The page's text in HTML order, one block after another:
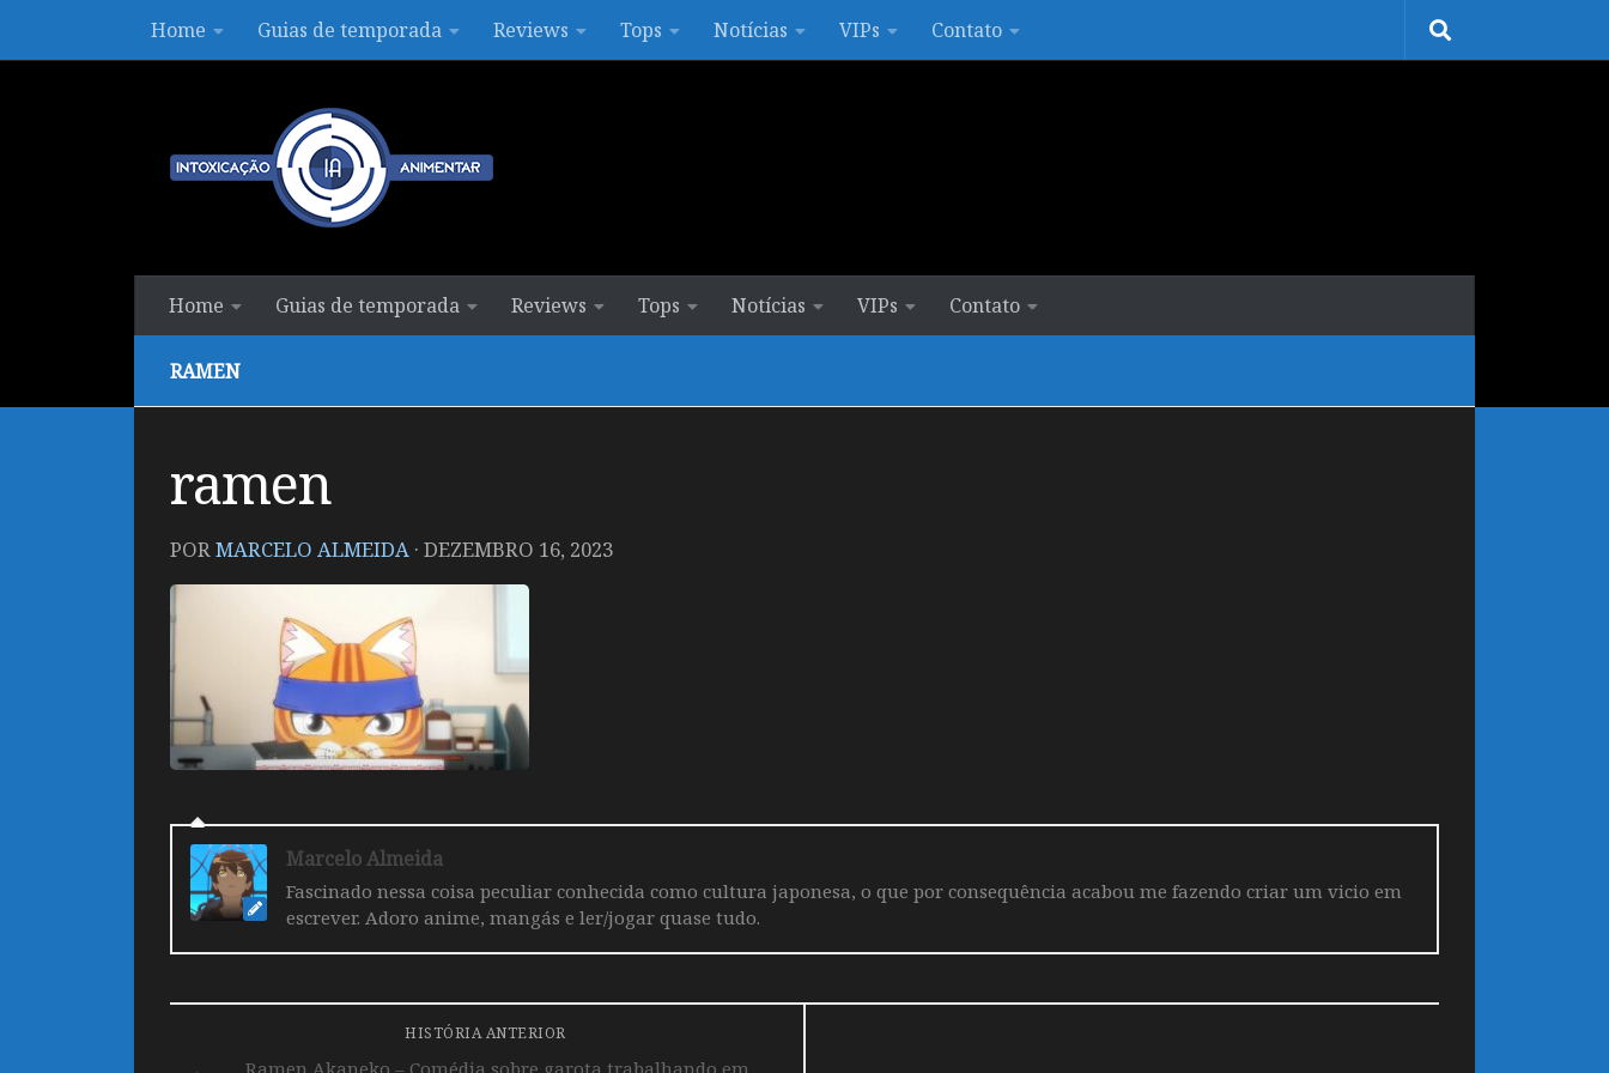
Skip to contentHome Guias de temporada Reviews Tops Notícias VIPs Contato
Home Guias de temporada Reviews Tops Notícias VIPs Contato
RAMEN
ramen
PORMARCELO ALMEIDA · DEZEMBRO 16, 2023
Marcelo Almeida
Fascinado nessa coisa peculiar conhecida como cultura japonesa, o que por consequência acabou me fazendo criar um vicio em
escrever. Adoro anime, mangás e ler/jogar quase tudo.
HISTÓRIA ANTERIOR
Ramen Akaneko – Comédia sobre garota trabalhando em